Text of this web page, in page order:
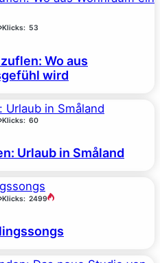
Klicks: 53
Wo aus
wird
Klicks: 60
Urlaub in Småland
Klicks: 2499